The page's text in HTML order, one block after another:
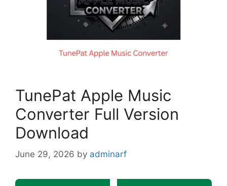
TunePat Apple Music
Converter Full Version
Download
June 29, 2026 by adminarf